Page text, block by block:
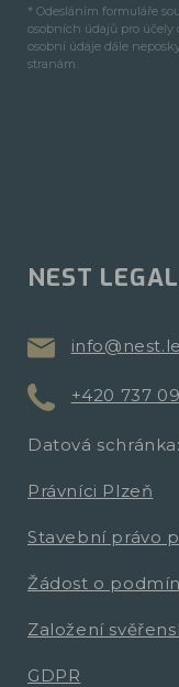
* Odesláním formuláře
osobních údajů pro účely
osobní údaje dále
stranám.
NEST
+420 737
Datová
Právníci Plzeň
Stavební právo
Žádost o
Založení
GDPR